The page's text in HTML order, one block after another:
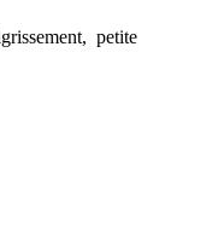
petite